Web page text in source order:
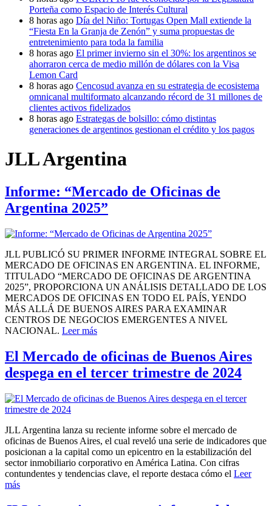
Porteña como Espacio de Interés Cultural
8 horas ago Día del Niño: Tortugas Open Mall extiende la
“Fiesta En la Granja de Zenón” y suma propuestas de
entretenimiento para toda la familia
8 horas ago El primer invierno sin el 30%: los argentinos se
ahorraron cerca de medio millón de dólares con la Visa
Lemon Card
8 horas ago Cencosud avanza en su estrategia de ecosistema
omnicanal multiformato alcanzando récord de 31 millones de
clientes activos fidelizados
8 horas ago Estrategas de bolsillo: cómo distintas
generaciones de argentinos gestionan el crédito y los pagos
JLL Argentina
Informe: “Mercado de Oficinas de
Argentina 2025”
JLL PUBLICÓ SU PRIMER INFORME INTEGRAL SOBRE EL
MERCADO DE OFICINAS EN ARGENTINA. EL INFORME,
TITULADO “MERCADO DE OFICINAS DE ARGENTINA
2025”, PROPORCIONA UN ANÁLISIS DETALLADO DE LOS
MERCADOS DE OFICINAS EN TODO EL PAÍS, YENDO
MÁS ALLÁ DE BUENOS AIRES PARA EXAMINAR
CENTROS DE NEGOCIOS EMERGENTES A NIVEL
NACIONAL. Leer más
El Mercado de oficinas de Buenos Aires
despega en el tercer trimestre de 2024
JLL Argentina lanza su reciente informe sobre el mercado de
oficinas de Buenos Aires, el cual reveló una serie de indicadores que
posicionan a la capital como un epicentro en la estabilización del
sector inmobiliario corporativo en América Latina. Con cifras
contundentes y tendencias clave, el reporte destaca cómo el Leer
más